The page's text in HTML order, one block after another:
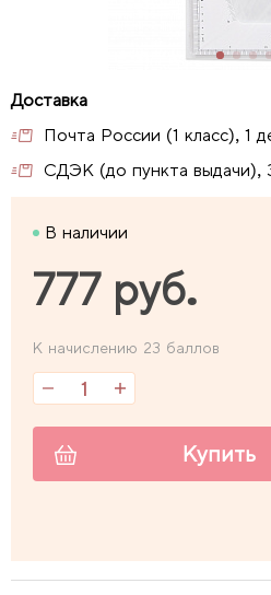
Почта России (1 класс), 1
СДЭК (до пункта выдачи),
В наличии
777 руб.
К начислению 23 баллов
Купить